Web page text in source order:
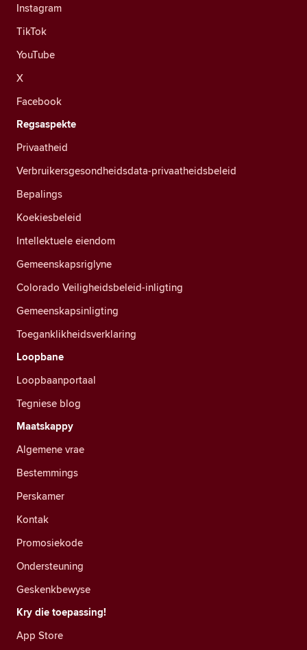
Instagram
TikTok
YouTube
X
Facebook
Regsaspekte
Privaatheid
Verbruikersgesondheidsdata-privaatheidsbeleid
Bepalings
Koekiesbeleid
Intellektuele eiendom
Gemeenskapsriglyne
Colorado Veiligheidsbeleid-inligting
Gemeenskapsinligting
Toeganklikheidsverklaring
Loopbane
Loopbaanportaal
Tegniese blog
Maatskappy
Algemene vrae
Bestemmings
Perskamer
Kontak
Promosiekode
Ondersteuning
Geskenkbewyse
Kry die toepassing!
App Store